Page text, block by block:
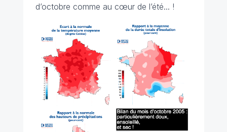
d’octobre comme au cœur de l’été... !